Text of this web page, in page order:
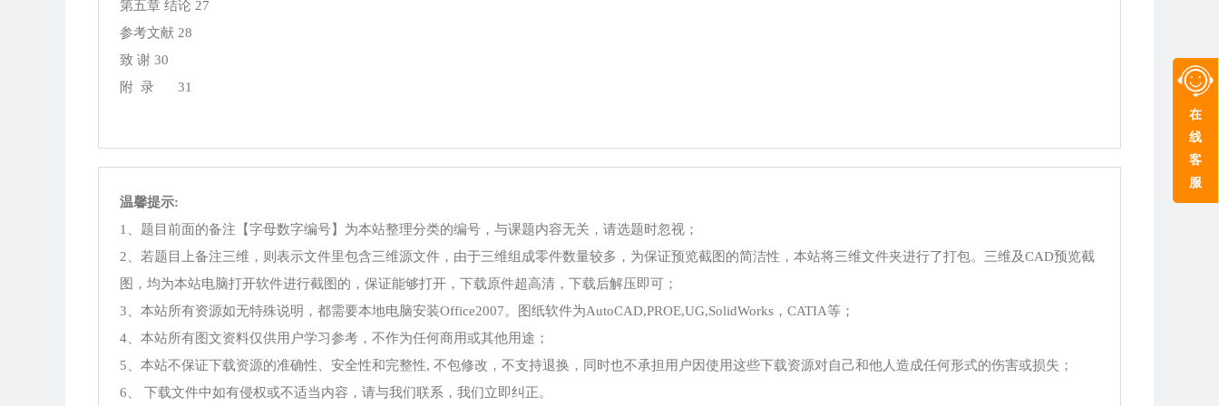
第五章 结论 27
参考文献 28
致 谢 30
附 录
31
温馨提示:
1、题目前面的备注【字母数字编号】为本站整理分类的编号，与课题内容无关，请选题时忽视；
2、若题目上备注三维，则表示文件里包含三维源文件，由于三维组成零件数量较多，为保证预览截图的简洁性，本站将三维文件夹进行了打包。三维及CAD预览截
图，均为本站电脑打开软件进行截图的，保证能够打开，下载原件超高清，下载后解压即可；
3、本站所有资源如无特殊说明，都需要本地电脑安装Office2007。图纸软件为AutoCAD,PROE,UG,SolidWorks，CATIA等；
4、本站所有图文资料仅供用户学习参考，不作为任何商用或其他用途；
5、本站不保证下载资源的准确性、安全性和完整性, 不包修改，不支持退换，同时也不承担用户因使用这些下载资源对自己和他人造成任何形式的伤害或损失；
6、 下载文件中如有侵权或不适当内容，请与我们联系，我们立即纠正。
在
线
客
服